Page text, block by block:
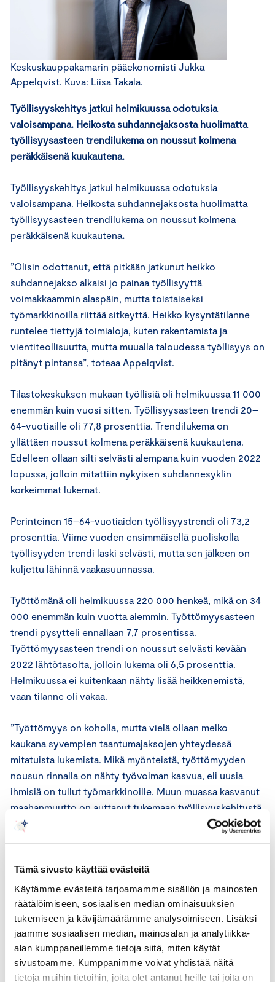
Tämä sivusto käyttää evästeitä
Käytämme evästeitä tarjoamamme sisällön ja mainosten
räätälöimiseen, sosiaalisen median ominaisuuksien
tukemiseen ja kävijämäärämme analysoimiseen. Lisäksi
jaamme sosiaalisen median, mainosalan ja analytiikka-
alan kumppaneillemme tietoja siitä, miten käytät
sivustoamme. Kumppanimme voivat yhdistää näitä
tietoja muihin tietoihin, joita olet antanut heille tai joita on
Keskuskauppakamarin pääekonomisti Jukka
Appelqvist. Kuva: Liisa Takala.
Työllisyyskehitys jatkui helmikuussa odotuksia
valoisampana. Heikosta suhdannejaksosta huolimatta
työllisyysasteen trendilukema on noussut kolmena
peräkkäisenä kuukautena.
Työllisyyskehitys jatkui helmikuussa odotuksia
valoisampana. Heikosta suhdannejaksosta huolimatta
työllisyysasteen trendilukema on noussut kolmena
peräkkäisenä kuukautena.
”Olisin odottanut, että pitkään jatkunut heikko
suhdannejakso alkaisi jo painaa työllisyyttä
voimakkaammin alaspäin, mutta toistaiseksi
työmarkkinoilla riittää sitkeyttä. Heikko kysyntätilanne
runtelee tiettyjä toimialoja, kuten rakentamista ja
vientiteollisuutta, mutta muualla taloudessa työllisyys on
pitänyt pintansa”, toteaa Appelqvist.
Tilastokeskuksen mukaan työllisiä oli helmikuussa 11 000
enemmän kuin vuosi sitten. Työllisyysasteen trendi 20–
64-vuotiaille oli 77,8 prosenttia. Trendilukema on
yllättäen noussut kolmena peräkkäisenä kuukautena.
Edelleen ollaan silti selvästi alempana kuin vuoden 2022
lopussa, jolloin mitattiin nykyisen suhdannesyklin
korkeimmat lukemat.
Perinteinen 15–64-vuotiaiden työllisyystrendi oli 73,2
prosenttia. Viime vuoden ensimmäisellä puoliskolla
työllisyyden trendi laski selvästi, mutta sen jälkeen on
kuljettu lähinnä vaakasuunnassa.
Työttömänä oli helmikuussa 220 000 henkeä, mikä on 34
000 enemmän kuin vuotta aiemmin. Työttömyysasteen
trendi pysytteli ennallaan 7,7 prosentissa.
Työttömyysasteen trendi on noussut selvästi kevään
2022 lähtötasolta, jolloin lukema oli 6,5 prosenttia.
Helmikuussa ei kuitenkaan nähty lisää heikkenemistä,
vaan tilanne oli vakaa.
”Työttömyys on koholla, mutta vielä ollaan melko
kaukana syvempien taantumajaksojen yhteydessä
mitatuista lukemista. Mikä myönteistä, työttömyyden
nousun rinnalla on nähty työvoiman kasvua, eli uusia
ihmisiä on tullut työmarkkinoille. Muun muassa kasvanut
maahanmuutto on auttanut tukemaan työllisyyskehitystä
vaikeuksista huolimatta”, sanoo Appelqvist.
helmikuussa 66 700 kappaletta. Lukema on 25 200
matalampi kuin vuotta aiemmin.
Kokoaikaisesti lomautettuja oli työ- ja
elinkeinoministeriön mukaan helmikuussa 35 300.
Lomautukset nousivat edellisestä vuodesta 11 000:lla,
mutta pysyivät ennallaan suhteessa tammikuuhun.